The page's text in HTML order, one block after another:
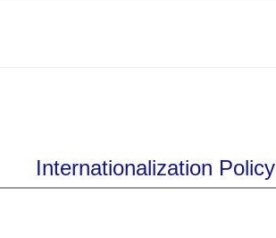
Internationalization Policy